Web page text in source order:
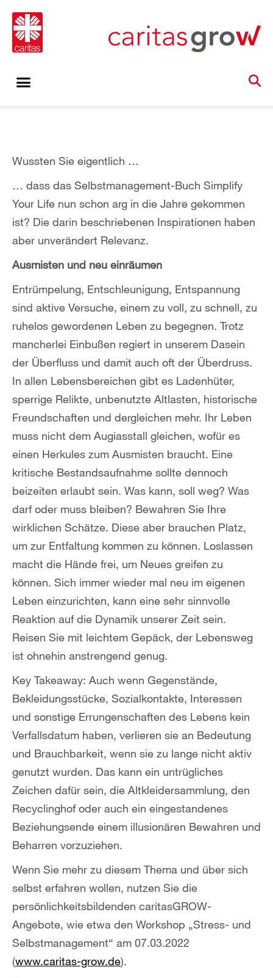
Wussten Sie eigentlich …
… dass das Selbstmanagement-Buch Simplify
Your Life nun schon arg in die Jahre gekommen
ist? Die darin beschriebenen Inspirationen haben
aber unverändert Relevanz.
Ausmisten und neu einräumen
Entrümpelung, Entschleunigung, Entspannung
sind aktive Versuche, einem zu voll, zu schnell, zu
ruhelos gewordenen Leben zu begegnen. Trotz
mancherlei Einbußen regiert in unserem Dasein
der Überfluss und damit auch oft der Überdruss.
In allen Lebensbereichen gibt es Ladenhüter,
sperrige Relikte, unbenutzte Altlasten, historische
Freundschaften und dergleichen mehr. Ihr Leben
muss nicht dem Augiasstall gleichen, wofür es
einen Herkules zum Ausmisten braucht. Eine
kritische Bestandsaufnahme sollte dennoch
beizeiten erlaubt sein. Was kann, soll weg? Was
darf oder muss bleiben? Bewahren Sie Ihre
wirklichen Schätze. Diese aber brauchen Platz,
um zur Entfaltung kommen zu können. Loslassen
macht die Hände frei, um Neues greifen zu
können. Sich immer wieder mal neu im eigenen
Leben einzurichten, kann eine sehr sinnvolle
Reaktion auf die Dynamik unserer Zeit sein.
Reisen Sie mit leichtem Gepäck, der Lebensweg
ist ohnehin anstrengend genug.
Key Takeaway: Auch wenn Gegenstände,
Bekleidungsstücke, Sozialkontakte, Interessen
und sonstige Errungenschaften des Lebens kein
Verfallsdatum haben, verlieren sie an Bedeutung
und Brauchbarkeit, wenn sie zu lange nicht aktiv
genutzt wurden. Das kann ein untrügliches
Zeichen dafür sein, die Altkleidersammlung, den
Recyclinghof oder auch ein eingestandenes
Beziehungsende einem illusionären Bewahren und
Beharren vorzuziehen.
Wenn Sie mehr zu diesem Thema und über sich
selbst erfahren wollen, nutzen Sie die
persönlichkeitsbildenden caritasGROW-
Angebote, wie etwa den Workshop „Stress- und
Selbstmanagement“ am 07.03.2022
(www.caritas-grow.de).